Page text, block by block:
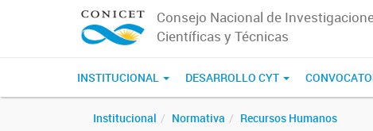
Consejo Nacional de
Científicas y Técnicas
INSTITUCIONAL DESARROLLO CYT
Institucional Normativa Recursos Humanos